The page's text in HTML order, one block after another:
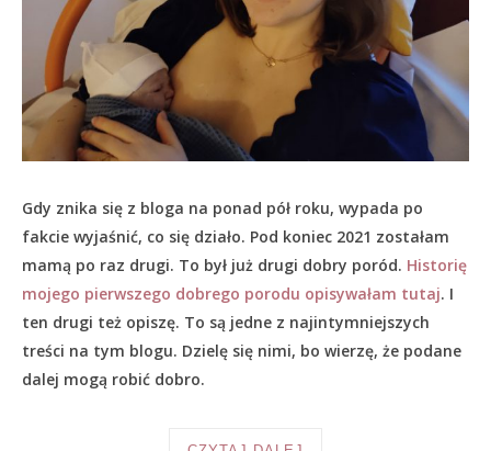
Gdy znika się z bloga na ponad pół roku, wypada po
fakcie wyjaśnić, co się działo. Pod koniec 2021 zostałam
mamą po raz drugi. To był już drugi dobry poród. Historię
mojego pierwszego dobrego porodu opisywałam tutaj. I
ten drugi też opiszę. To są jedne z najintymniejszych
treści na tym blogu. Dzielę się nimi, bo wierzę, że podane
dalej mogą robić dobro.